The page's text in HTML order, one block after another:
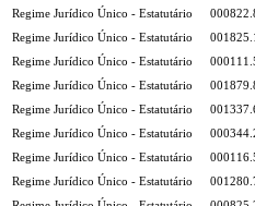
Regime Jurídico Único - Estatutário
Regime Jurídico Único - Estatutário
Regime Jurídico Único - Estatutário
Regime Jurídico Único - Estatutário
Regime Jurídico Único - Estatutário
Regime Jurídico Único - Estatutário
Regime Jurídico Único - Estatutário
Regime Jurídico Único - Estatutário